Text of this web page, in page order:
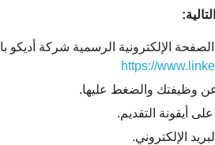
الصفحة الإلكترونية الرسمية شركة
https://
وظيفتك والضغط عليها.
أيقونة التقديم.
الإلكتروني.